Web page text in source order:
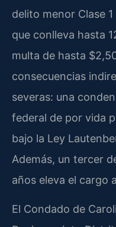
delito menor Clase
que conlleva hasta
multa de hasta
consecuencias
severas: una
federal de por vida
bajo la Ley
Además, un tercer
años eleva el cargo
El Condado de